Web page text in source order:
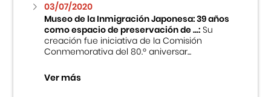
03/07/2020
Museo de la Inmigración Japonesa: 39 años
como espacio de preservación de ...:Su
creación fue iniciativa de la Comisión
Conmemorativa del 80.º aniversar...
Ver más